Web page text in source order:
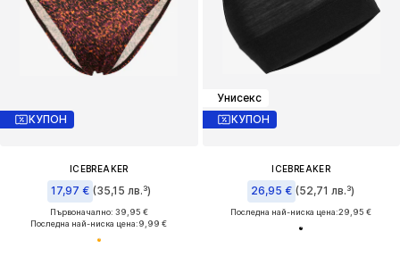
КУПОН
ICEBREAKER
17,97 € (35,15 лв.³)
Първоначално: 39,95 €
Последна най-ниска цена:9,99 €
Унисекс
КУПОН
ICEBREAKER
26,95 € (52,71 лв.³)
Последна най-ниска цена:29,95 €